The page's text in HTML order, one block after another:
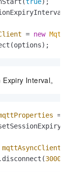
true);
= new
Interval。
=
mqttAsyncClient
30000